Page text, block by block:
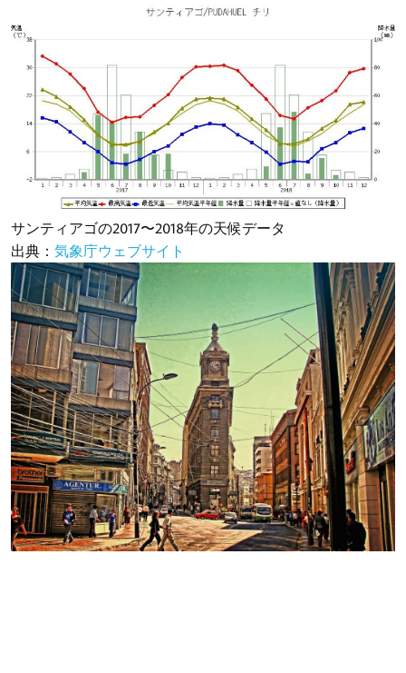
サンティアゴの2017〜2018年の天候データ
出典： 気象庁ウェブサイト